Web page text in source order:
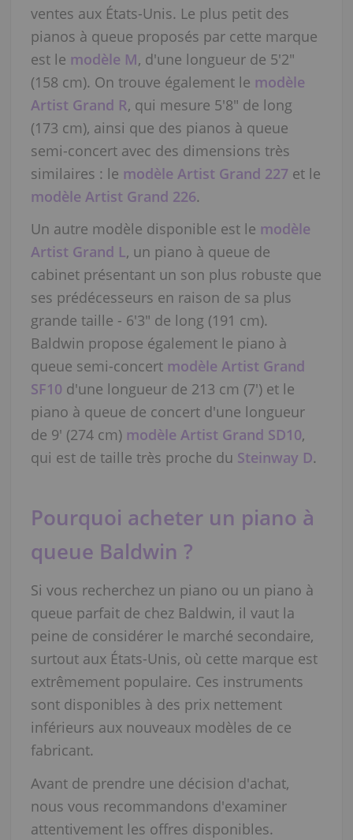
ventes aux États-Unis. Le plus petit des
pianos à queue proposés par cette marque
est le modèle M, d'une longueur de 5'2"
(158 cm). On trouve également le modèle
Artist Grand R, qui mesure 5'8" de long
(173 cm), ainsi que des pianos à queue
semi-concert avec des dimensions très
similaires : le modèle Artist Grand 227 et le
modèle Artist Grand 226.
Un autre modèle disponible est le modèle
Artist Grand L, un piano à queue de
cabinet présentant un son plus robuste que
ses prédécesseurs en raison de sa plus
grande taille - 6'3" de long (191 cm).
Baldwin propose également le piano à
queue semi-concert modèle Artist Grand
SF10 d'une longueur de 213 cm (7') et le
piano à queue de concert d'une longueur
de 9' (274 cm) modèle Artist Grand SD10,
qui est de taille très proche du Steinway D.
Pourquoi acheter un piano à
queue Baldwin ?
Si vous recherchez un piano ou un piano à
queue parfait de chez Baldwin, il vaut la
peine de considérer le marché secondaire,
surtout aux États-Unis, où cette marque est
extrêmement populaire. Ces instruments
sont disponibles à des prix nettement
inférieurs aux nouveaux modèles de ce
fabricant.
Avant de prendre une décision d'achat,
nous vous recommandons d'examiner
attentivement les offres disponibles.